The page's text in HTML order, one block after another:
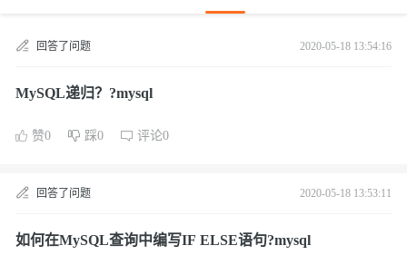
回答了问题 2020-05-18 13:54:16
MySQL递归？?mysql
赞0 踩0 评论0
回答了问题 2020-05-18 13:53:11
如何在MySQL查询中编写IF ELSE语句?mysql